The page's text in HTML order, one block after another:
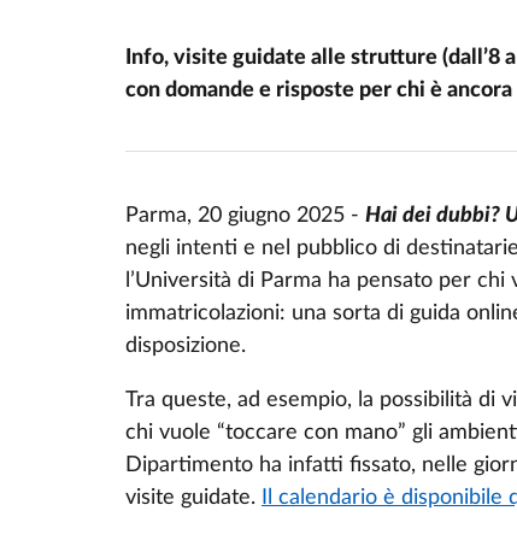
Info, visite guidate alle strutture (dall’8
con domande e risposte per chi è
Parma, 20 giugno 2025 -Hai dei dubbi?
negli intenti e nel pubblico di
l’Università di Parma ha pensato per
immatricolazioni: una sorta di guida
disposizione.
Tra queste, ad esempio, la possibilità di
chi vuole “toccare con mano” gli
Dipartimento ha infatti fissato, nelle
visite guidate.
Il calendario è disponibile